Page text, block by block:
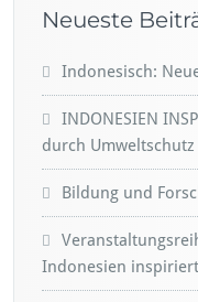
Neueste
Indonesisch:
INDONESIEN
durch Umweltschutz
Bildung und
Indonesien inspiriert